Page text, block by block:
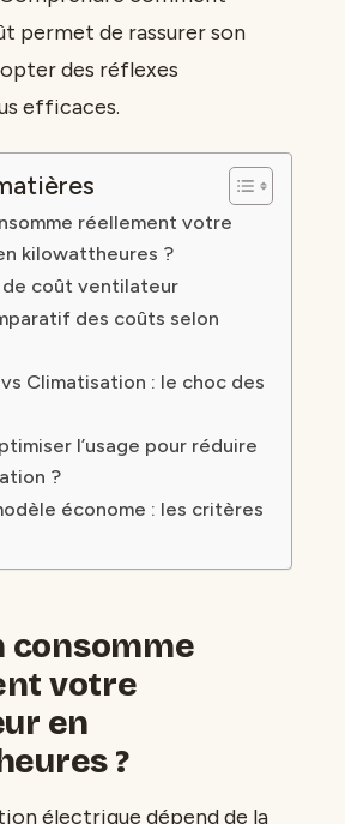
permet de rassurer son
des réflexes
efficaces.
réellement votre
kilowattheures ?
coût ventilateur
des coûts selon
Climatisation : le choc des
l’usage pour réduire
?
économe : les critères
consomme
votre
en
?
électrique dépend de la